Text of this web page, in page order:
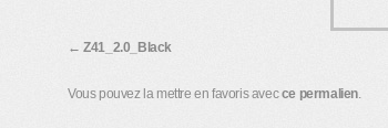
Z41_2.0_Black
Vous pouvez la mettre en favoris avecce permalien.